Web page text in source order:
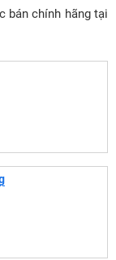
bán chính hãng tại